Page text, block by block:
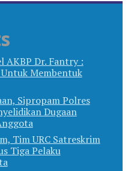
AKBP Dr. Fantry :
Membentuk
Sipropam Polres
Dugaan
Tim URC Satreskrim
Tiga Pelaku